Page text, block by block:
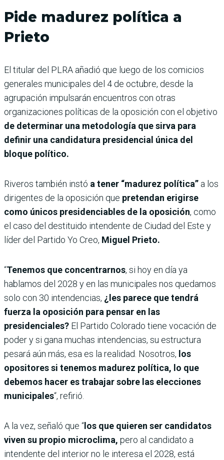
Pide madurez política a
Prieto
El titular del PLRA añadió que luego de los comicios
generales municipales del 4 de octubre, desde la
agrupación impulsarán encuentros con otras
organizaciones políticas de la oposición con el objetivo
de determinar una metodología que sirva para
definir una candidatura presidencial única del
bloque político.
Riveros también instó a tener “madurez política” a los
dirigentes de la oposición que pretendan erigirse
como únicos presidenciables de la oposición, como
el caso del destituido intendente de Ciudad del Este y
líder del Partido Yo Creo, Miguel Prieto.
“Tenemos que concentrarnos, si hoy en día ya
hablamos del 2028 y en las municipales nos quedamos
solo con 30 intendencias, ¿les parece que tendrá
fuerza la oposición para pensar en las
presidenciales? El Partido Colorado tiene vocación de
poder y si gana muchas intendencias, su estructura
pesará aún más, esa es la realidad. Nosotros, los
opositores si tenemos madurez política, lo que
debemos hacer es trabajar sobre las elecciones
municipales“, refirió.
A la vez, señaló que “ los que quieren ser candidatos
viven su propio microclima, pero al candidato a
intendente del interior no le interesa el 2028, está